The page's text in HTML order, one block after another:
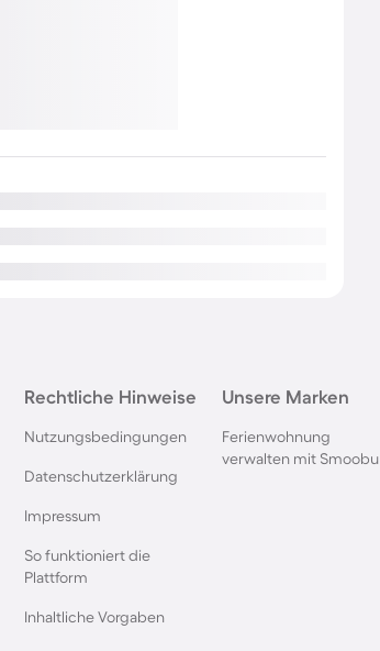
Rechtliche Hinweise
Nutzungsbedingungen
Datenschutzerklärung
Impressum
So funktioniert die
Plattform
Inhaltliche Vorgaben
Unsere Marken
Ferienwohnung
verwalten mit Smoobu